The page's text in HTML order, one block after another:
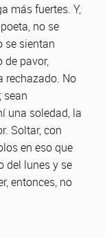
más fuertes. Y,
no se
se sientan
de pavor,
rechazado. No
sean
una soledad, la
Soltar, con
en eso que
del lunes y se
entonces, no